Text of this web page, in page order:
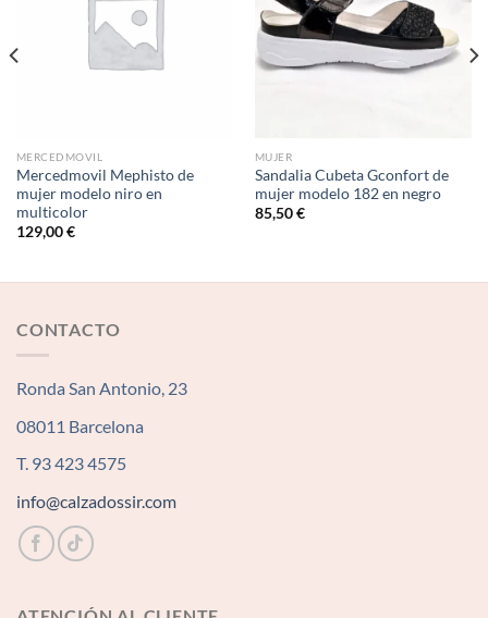
MERCEDMOVIL
Mercedmovil Mephisto de
mujer modelo niro en
multicolor
129,00€
MUJER
Sandalia Cubeta Gconfort de
mujer modelo 182 en negro
85,50€
CONTACTO
Ronda San Antonio, 23
08011 Barcelona
T. 93 423 4575
info@calzadossir.com